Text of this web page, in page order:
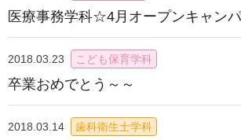
医療事務学科☆4月オープンキャン
2018.03.23 こども保育学科
卒業おめでとう～～
2018.03.14 歯科衛生士学科